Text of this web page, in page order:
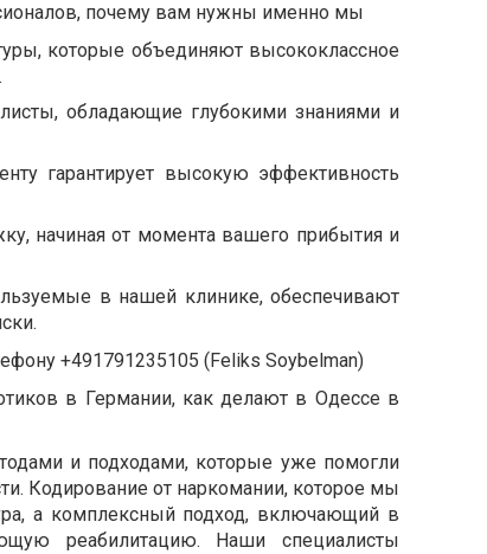
почему вам нужны именно мы
которые объединяют высококлассное
обладающие глубокими знаниями и
гарантирует высокую эффективность
начиная от момента вашего прибытия и
в нашей клинике, обеспечивают
+491791235105 (Feliks Soybelman)
в Германии, как делают в Одессе в
и подходами, которые уже помогли
Кодирование от наркомании, которое мы
а комплексный подход, включающий в
реабилитацию. Наши специалисты